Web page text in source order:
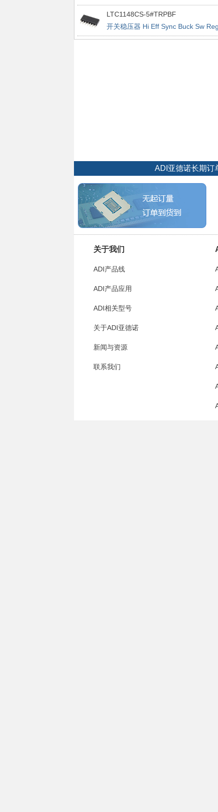
Reg
LTC1148CS-5#TRPBF
开关稳压器 Hi Eff Sync Buck Sw
ADI亚德诺长期订
关于我们
ADI产品线
ADI产品应用
ADI相关型号
关于ADI亚德诺
新闻与资源
联系我们